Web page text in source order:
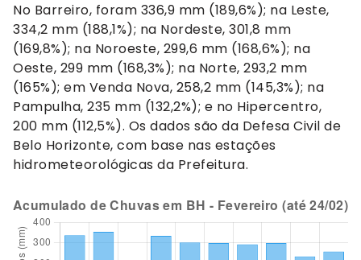
No Barreiro, foram 336,9 mm (189,6%); na Leste,
334,2 mm (188,1%); na Nordeste, 301,8 mm
(169,8%); na Noroeste, 299,6 mm (168,6%); na
Oeste, 299 mm (168,3%); na Norte, 293,2 mm
(165%); em Venda Nova, 258,2 mm (145,3%); na
Pampulha, 235 mm (132,2%); e no Hipercentro,
200 mm (112,5%). Os dados são da Defesa Civil de
Belo Horizonte, com base nas estações
hidrometeorológicas da Prefeitura.